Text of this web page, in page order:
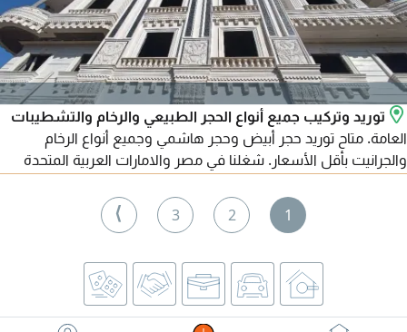
توريد وتركيب جميع أنواع الحجر الطبيعي والرخام والتشطيبات
العامة. متاح توريد حجر أبيض وحجر هاشمي وجميع أنواع الرخام
والجرانيت بأقل الأسعار. شغلنا في مصر والامارات العربية المتحدة
1
2
3
⟩